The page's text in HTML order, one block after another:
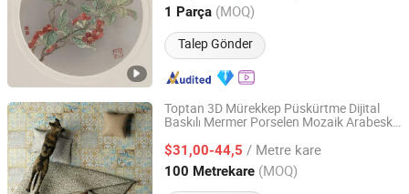
1 Parça (MOQ)
Talep Gönder
Zhejiang, China
Toptan 3D Mürekkep Püskürtme Dijital
Baskılı Mermer Porselen Mozaik Arabesk
$31,00-44,5 / Metre kare
100 Metrekare (MOQ)
Foshan Well Supply Chain Management Co.,Ltd.
Guangdong, China Fiyat 2022